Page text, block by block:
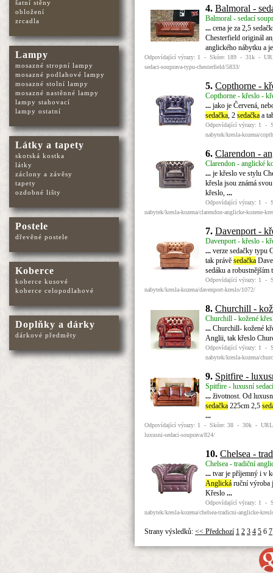
4. Balmoral -
Balmoral - sedací
...cena je za 2,5
Chesterfield originál
anglického nábytku a
Odpovídající výrazy: 1 - Skóre: 189 - 31k - URL:
sedaci-souprava-typu-chesterfield/5833/
5. Copthorne -
Copthorne - křeslo -
...jako je Červená,
sedačka, 2 sedačkaa
Odpovídající výrazy: 1 -
nabytek/kresla-kozena/
6. Clarendon -
Clarendon - anglické
...je křeslo ve stylu
křesla jsou známá
křeslo, ...
Odpovídající výrazy: 1 -
nabytek/kresla-kozena/clarendon-anglicke-kozene-
7. Davenport -
Davenport - křeslo -
...verze sedačky typu
tak právě sedačka
sedáku a robustnějším
Odpovídající výrazy: 1 -
nabytek/kresla-kozena/davenport-kreslo/1072/
8. Churchill -
Churchill - kožené
...Churchill- kožené
Anglii, tak křeslo
Odpovídající výrazy: 1 -
nabytek/kresla-kozena/
9. Spitfire -
Spitfire - luxusní
...životnost. Od
sedačka225cm 2,5
...
Odpovídající výrazy: 1 - Skóre: 38 - 30k - URL:
luxusni-sedaci-souprava/824/
10. Chelsea -
Chelsea - tradiční
...tvar je příjemný i v
Anglickáruční výroba
Křeslo ...
Odpovídající výrazy: 1 -
nabytek/kresla-kozena/chelsea-tradicni-anglicke-
Strany výsledků: << Předchozí 1 2 3 4 56 7
šatní stěny
obložení
zrcadla
Lampy
mosazné stropní lampy
mosazné podlahové lampy
mosazné stolní lampy
mosazné nastěnné lampy
lampy stahovací
lampy ostatní
Látky a tapety
skotská kostka
látky
záclony a závěsy
tapety
ozdobné lišty
Postele
dřevěné postele
Koberce
koberce kusové
koberce celopodlahové
Doplňky a dárky
dárkové předměty